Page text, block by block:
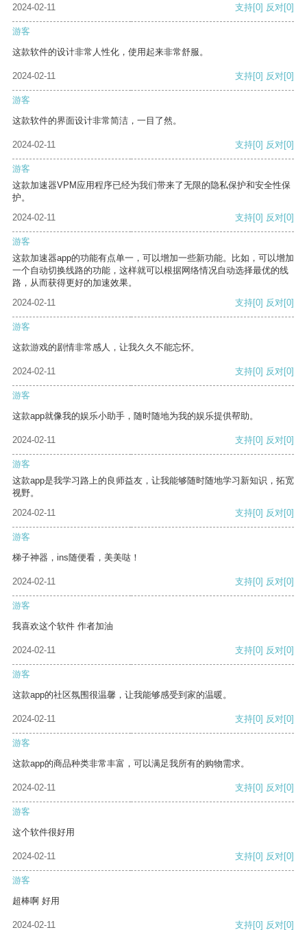
2024-02-11 支持[0] 反对[0]
游客
这款软件的设计非常人性化，使用起来非常舒服。
2024-02-11 支持[0] 反对[0]
游客
这款软件的界面设计非常简洁，一目了然。
2024-02-11 支持[0] 反对[0]
游客
这款加速器VPM应用程序已经为我们带来了无限的隐私保护和安全性保
护。
2024-02-11
支持[0] 反对[0]
游客
这款加速器app的功能有点单一，可以增加一些新功能。比如，可以增加
一个自动切换线路的功能，这样就可以根据网络情况自动选择最优的线
路，从而获得更好的加速效果。
2024-02-11
支持[0] 反对[0]
游客
这款游戏的剧情非常感人，让我久久不能忘怀。
2024-02-11 支持[0] 反对[0]
游客
这款app就像我的娱乐小助手，随时随地为我的娱乐提供帮助。
2024-02-11 支持[0] 反对[0]
游客
这款app是我学习路上的良师益友，让我能够随时随地学习新知识，拓宽
视野。
2024-02-11
支持[0] 反对[0]
游客
梯子神器，ins随便看，美美哒！
2024-02-11 支持[0] 反对[0]
游客
我喜欢这个软件 作者加油
2024-02-11 支持[0] 反对[0]
游客
这款app的社区氛围很温馨，让我能够感受到家的温暖。
2024-02-11 支持[0] 反对[0]
游客
这款app的商品种类非常丰富，可以满足我所有的购物需求。
2024-02-11 支持[0] 反对[0]
游客
这个软件很好用
2024-02-11 支持[0] 反对[0]
游客
超棒啊 好用
2024-02-11 支持[0] 反对[0]